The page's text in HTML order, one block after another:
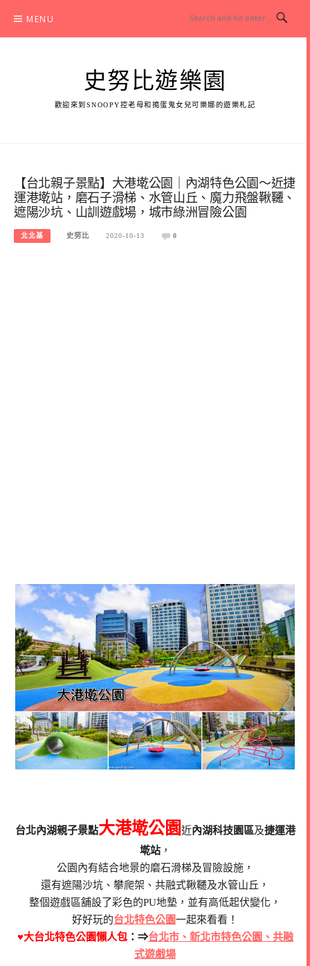
content
MENU
史努比遊樂園
歡迎來到SNOOPY控老母和搗蛋鬼女兒可樂娜的遊樂札記
【台北親子景點】大港墘公園｜內湖特色公園～近捷
運港墘站，磨石子滑梯、水管山丘、魔力飛盤鞦韆、
遮陽沙坑、山訓遊戲場，城市綠洲冒險公園
北北基 史努比 2020-10-13 0
台北內湖親子景點大港墘公園近內湖科技園區及捷運港
墘站，
公園內有結合地景的磨石滑梯及冒險設施，
還有遮陽沙坑、攀爬架、共融式鞦韆及水管山丘，
整個遊戲區舖設了彩色的PU地墊，並有高低起伏變化，
好好玩的台北特色公園一起來看看！
♥大台北特色公園懶人包：⇒台北市、新北市特色公園、共融
式遊戲場